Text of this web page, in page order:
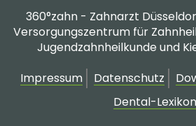
360°zahn - Zahnarzt
Versorgungszentrum für
Jugendzahnheilkunde und
Impressum
Datenschutz
Dental-Lexikon